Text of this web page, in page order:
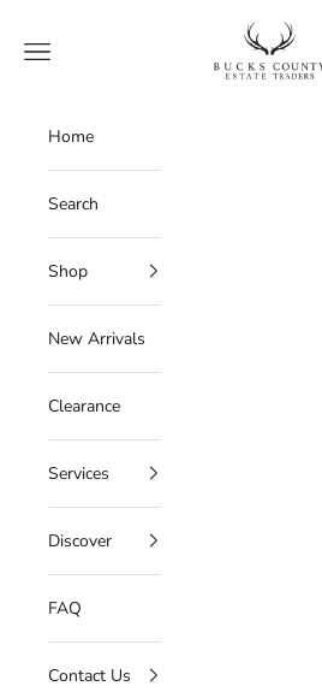
Bucks County
Navigation menu
Home
Search
Shop
New Arrivals
Clearance
Services
Discover
FAQ
Contact Us